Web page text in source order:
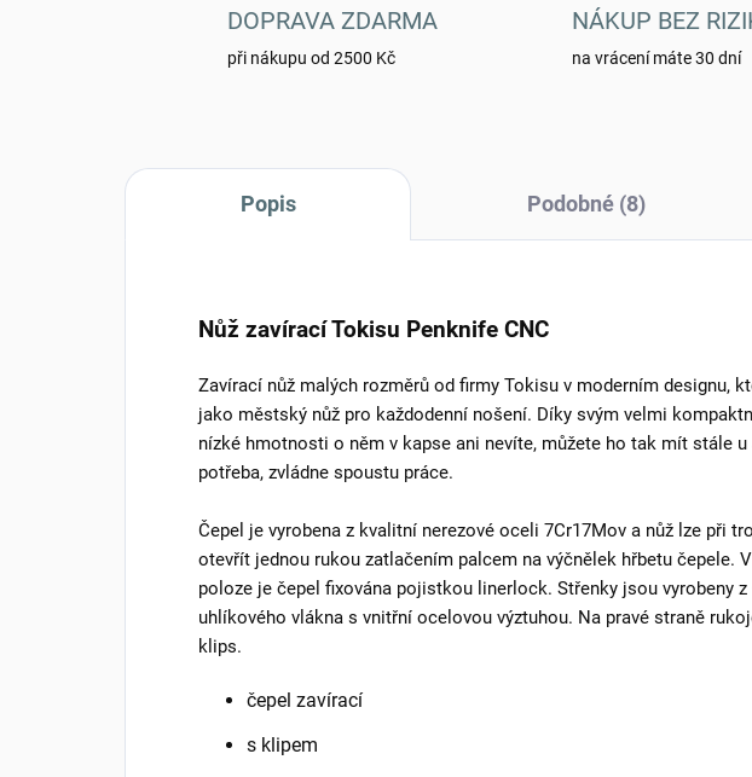
DOPRAVA ZDARMA
při nákupu od 2500 Kč
NÁKUP BEZ
na vrácení máte 30 dní
Popis Podobné (8)
Nůž zavírací Tokisu Penknife CNC
Zavírací nůž malých rozměrů od firmy Tokisu v moderním designu,
jako městský nůž pro každodenní nošení. Díky svým velmi
nízké hmotnosti o něm v kapse ani nevíte, můžete ho tak mít stále u
potřeba, zvládne spoustu práce.
Čepel je vyrobena z kvalitní nerezové oceli 7Cr17Mov a nůž lze při
otevřít jednou rukou zatlačením palcem na výčnělek hřbetu čepele.
poloze je čepel fixována pojistkou linerlock. Střenky jsou vyrobeny z
uhlíkového vlákna s vnitřní ocelovou výztuhou. Na pravé straně
klips.
čepel zavírací
s klipem